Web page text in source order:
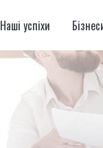
Наші успіхи